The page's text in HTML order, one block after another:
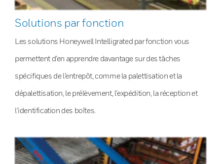
Solutions par fonction
Les solutions Honeywell Intelligrated par fonction vous
permettent d’en apprendre davantage sur des tâches
spécifiques de l’entrepôt, comme la palettisation et la
dépalettisation, le prélèvement, l’expédition, la réception et
l’identification des boîtes.